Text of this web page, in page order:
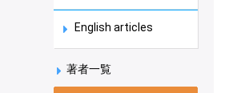
English articles
著者一覧